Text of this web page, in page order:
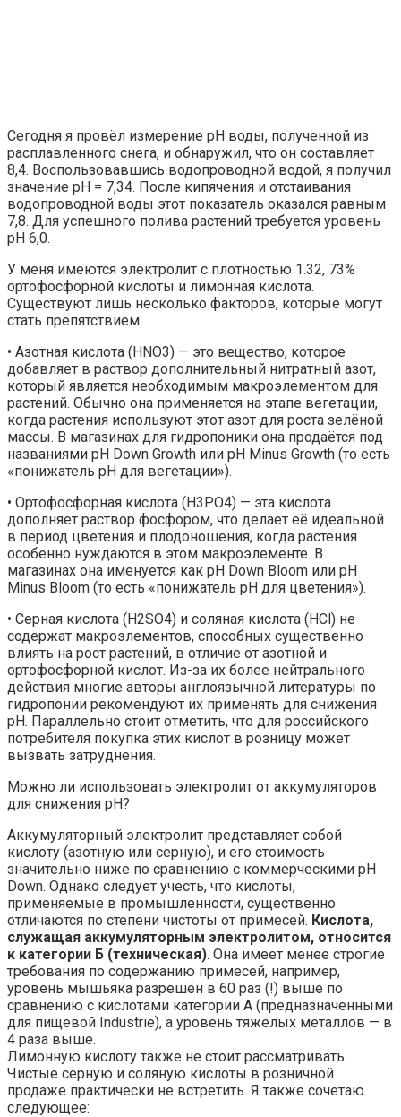
Сегодня я провёл измерение pH воды, полученной из
расплавленного снега, и обнаружил, что он составляет
8,4. Воспользовавшись водопроводной водой, я получил
значение pH = 7,34. После кипячения и отстаивания
водопроводной воды этот показатель оказался равным
7,8. Для успешного полива растений требуется уровень
pH 6,0.
У меня имеются электролит с плотностью 1.32, 73%
ортофосфорной кислоты и лимонная кислота.
Существуют лишь несколько факторов, которые могут
стать препятствием:
• Азотная кислота (HNO3) — это вещество, которое
добавляет в раствор дополнительный нитратный азот,
который является необходимым макроэлементом для
растений. Обычно она применяется на этапе вегетации,
когда растения используют этот азот для роста зелёной
массы. В магазинах для гидропоники она продаётся под
названиями pH Down Growth или pH Minus Growth (то есть
«понижатель pH для вегетации»).
• Ортофосфорная кислота (H3PO4) — эта кислота
дополняет раствор фосфором, что делает её идеальной
в период цветения и плодоношения, когда растения
особенно нуждаются в этом макроэлементе. В
магазинах она именуется как pH Down Bloom или pH
Minus Bloom (то есть «понижатель pH для цветения»).
• Серная кислота (H2SO4) и соляная кислота (HCl) не
содержат макроэлементов, способных существенно
влиять на рост растений, в отличие от азотной и
ортофосфорной кислот. Из-за их более нейтрального
действия многие авторы англоязычной литературы по
гидропонии рекомендуют их применять для снижения
pH. Параллельно стоит отметить, что для российского
потребителя покупка этих кислот в розницу может
вызвать затруднения.
Можно ли использовать электролит от аккумуляторов
для снижения pH?
Аккумуляторный электролит представляет собой
кислоту (азотную или серную), и его стоимость
значительно ниже по сравнению с коммерческими pH
Down. Однако следует учесть, что кислоты,
применяемые в промышленности, существенно
отличаются по степени чистоты от примесей. Кислота,
служащая аккумуляторным электролитом, относится
к категории Б (техническая). Она имеет менее строгие
требования по содержанию примесей, например,
уровень мышьяка разрешён в 60 раз (!) выше по
сравнению с кислотами категории А (предназначенными
для пищевой Industrie), а уровень тяжёлых металлов — в
4 раза выше.
Лимонную кислоту также не стоит рассматривать.
Чистые серную и соляную кислоты в розничной
продаже практически не встретить. Я также сочетаю
следующее: